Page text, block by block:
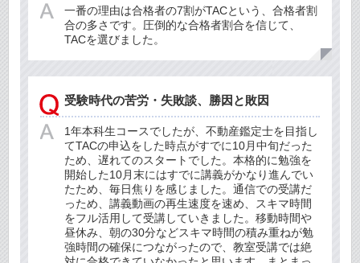
一番の理由は合格者の7割がTACという、合格者割
合の多さです。圧倒的な合格者割合を信じて、
TACを選びました。
受験時代の苦労・失敗談、勝因と敗因
1年本科生コースでしたが、不動産鑑定士を目指し
てTACの申込をした時点がすでに10月中旬だった
ため、遅れてのスタートでした。本格的に勉強を
開始した10月末にはすでに講義がかなり進んでい
たため、毎日焦りを感じました。通信での受講だ
っため、講義動画の再生速度を速め、スキマ時間
をフル活用して受講していきました。移動時間や
昼休み、朝の30分などスキマ時間の積み重ねが勉
強時間の確保につながったので、教室受講では絶